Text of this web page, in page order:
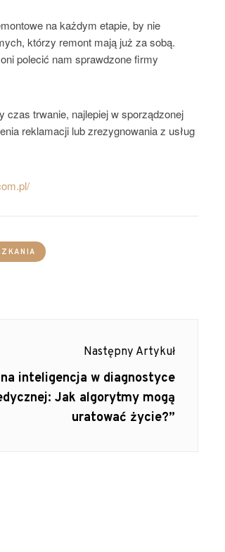
na każdym etapie, by nie
którzy remont mają już za sobą.
polecić nam sprawdzone firmy
czas trwanie, najlepiej w sporządzonej
reklamacji lub zrezygnowania z usług
Następny Artykuł
inteligencja w diagnostyce
Jak algorytmy mogą
uratować życie?”